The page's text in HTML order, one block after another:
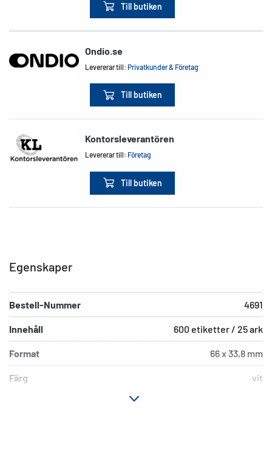
Till butiken
Ondio.se
Levererar till:Privatkunder & Företag
Till butiken
Kontorsleverantören
Levererar till: Företag
Till butiken
Egenskaper
Bestell-Nummer 4691
Innehåll 600 etiketter / 25 ark
Format 66 x 33,8 mm
Färg vit